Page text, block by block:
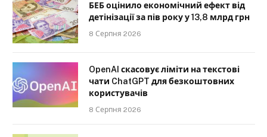
БЕБ оцінило економічний ефект від
детінізації за пів року у 13,8 млрд грн
8 Серпня 2026
OpenAI скасовує ліміти на текстові
чати ChatGPT для безкоштовних
користувачів
8 Серпня 2026